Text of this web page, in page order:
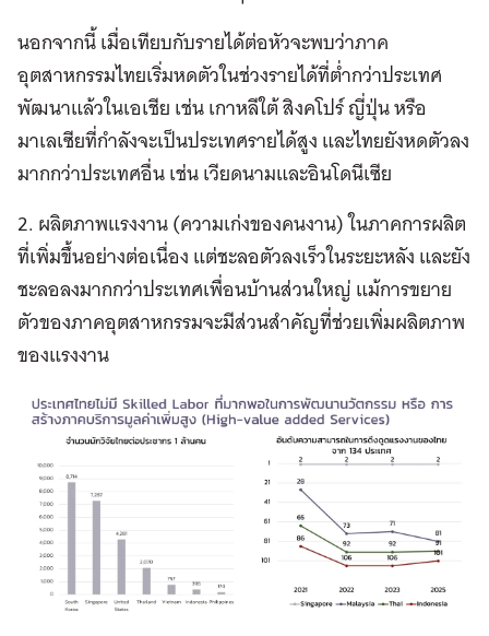
นอกจากนี้ เมื่อเทียบกับรายได้ต่อหัวจะพบว่าภาค
อุตสาหกรรมไทยเริ่มหดตัวในช่วงรายได้ที่ต่ำกว่าประเทศ
พัฒนาแล้วในเอเชีย เช่น เกาหลีใต้ สิงคโปร์ ญี่ปุ่น หรือ
มาเลเซียที่กำลังจะเป็นประเทศรายได้สูง และไทยยังหดตัวลง
มากกว่าประเทศอื่น เช่น เวียดนามและอินโดนีเซีย
2. ผลิตภาพแรงงาน (ความเก่งของคนงาน) ในภาคการผลิต
ที่เพิ่มขึ้นอย่างต่อเนื่อง แต่ชะลอตัวลงเร็วในระยะหลัง และยัง
ชะลอลงมากกว่าประเทศเพื่อนบ้านส่วนใหญ่ แม้การขยาย
ตัวของภาคอุตสาหกรรมจะมีส่วนสำคัญที่ช่วยเพิ่มผลิตภาพ
ของแรงงาน